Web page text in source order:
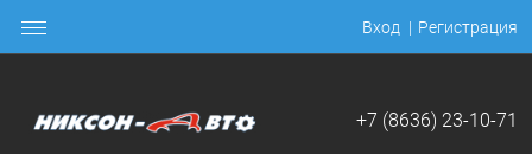
Вход Регистрация
+7 (8636) 23-10-71